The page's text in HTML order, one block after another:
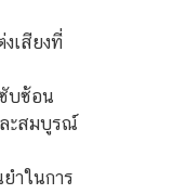
เสียงที่
บซ้อน
ะสมบูรณ์
ำในการ